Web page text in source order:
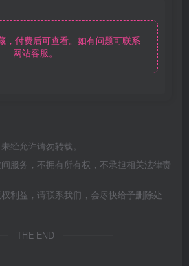
付费后可查看。如有问题可联系
网站客服。
经允许请勿转载。
服务，不拥有所有权，不承担相关法律责
利益，请联系我们，会尽快给予删除处
THE END